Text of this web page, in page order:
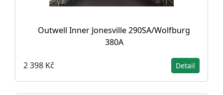
Outwell Inner Jonesville 290SA/Wolfburg
380A
2 398 Kč Detail